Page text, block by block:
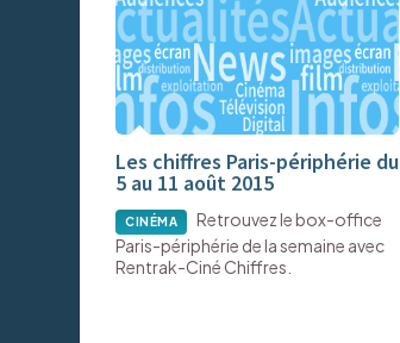
Les chiffres Paris-périphérie du
5 au 11 août 2015
CINÉMA
Retrouvez le box-office
Paris-périphérie de la semaine avec
Rentrak-Ciné Chiffres.